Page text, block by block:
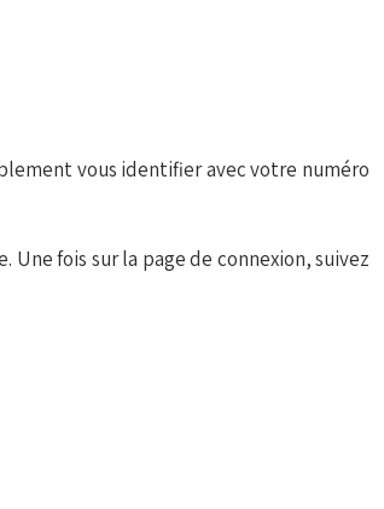
vous identifier avec votre numéro
Une fois sur la page de connexion, suivez